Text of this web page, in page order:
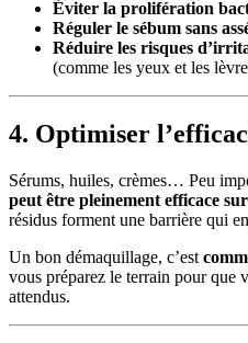
Éviter la prolifération
Réguler le sébum sans
Réduire les risques
(comme les yeux et les
4. Optimiser
Sérums, huiles, crèmes… Peu
peut être pleinement efficace
résidus forment une barrière qui
Un bon démaquillage, c’est
vous préparez le terrain pour que
attendus.